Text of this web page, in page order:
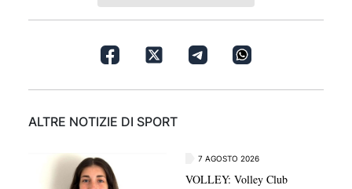
ALTRE NOTIZIE DI SPORT
7 AGOSTO 2026
VOLLEY: Volley Club